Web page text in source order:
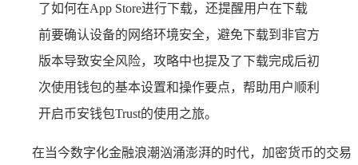
了如何在App Store进行下载，还提醒用户在下载
前要确认设备的网络环境安全，避免下载到非官方
版本导致安全风险，攻略中也提及了下载完成后初
次使用钱包的基本设置和操作要点，帮助用户顺利
开启币安钱包Trust的使用之旅。
在当今数字化金融浪潮汹涌澎湃的时代，加密货币的交易